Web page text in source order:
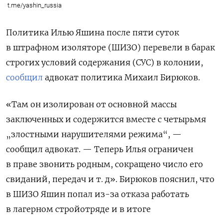
t.me/yashin_russia
Политика Илью Яшина после пяти суток
в штрафном изоляторе (ШИЗО) перевели в барак
строгих условий содержания (СУС) в колонии,
сообщил адвокат политика Михаил Бирюков.
«Там он изолирован от основной массы
заключенных и содержится вместе с четырьмя
„злостными нарушителями режима“, —
сообщил адвокат. — Теперь Илья ограничен
в праве звонить родным, сокращено число его
свиданий, передач и т. д». Бирюков пояснил, что
в ШИЗО Яшин попал из-за отказа работать
в лагерном стройотряде и в итоге